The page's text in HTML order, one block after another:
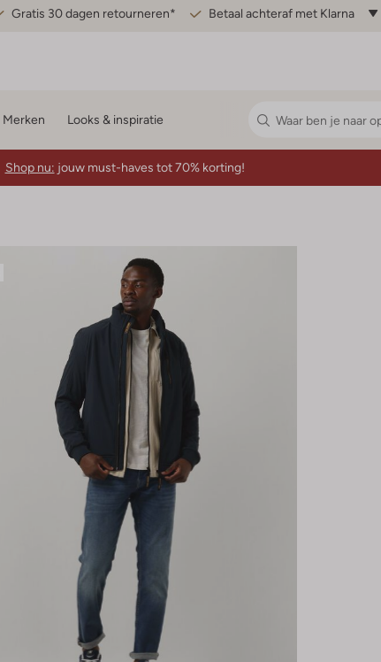
Gratis 30 dagen retourneren* Betaal achteraf met Klarna
Merken Looks & inspiratie
Shop nu: jouw must-haves tot 70% korting!